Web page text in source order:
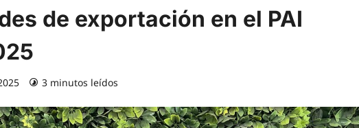
de exportación en el PAI
3 minutos leídos